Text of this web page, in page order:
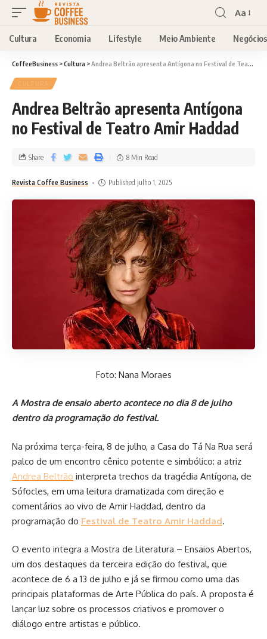
Aa
Cultura Economia Lifestyle Meio Ambiente Negócios
CoffeeBusiness >Cultura >Andrea Beltrão apresenta Antígona no Festival de Teatro Amir Haddad
CULTURA
Andrea Beltrão apresenta Antígona
no Festival de Teatro Amir Haddad
Revista Coffee Business Published julho 1, 2025
Share 8 Min Read
Foto: Nana Moraes
A Mostra de ensaio aberto acontece no dia 8 de julho
dentro da programação do festival.
Na próxima terça-feira, 8 de julho, a Casa do Tá Na Rua será
palco de um encontro cênico potente e simbólico: a atriz
Andrea Beltrão interpreta trechos da tragédia Antígona, de
Sófocles, em uma leitura dramatizada com direção e
comentários ao vivo de Amir Haddad, dentro da
programação do Festival de Teatro Amir Haddad.
O evento integra a Mostra de Literatura – Ensaios Abertos,
um dos destaques da terceira edição do festival, que
acontece de 6 a 13 de julho e já se firmou como uma das
principais plataformas de Arte Pública do país. A proposta é
lançar luz sobre os processos criativos e promover o
diálogo entre artistas e público.